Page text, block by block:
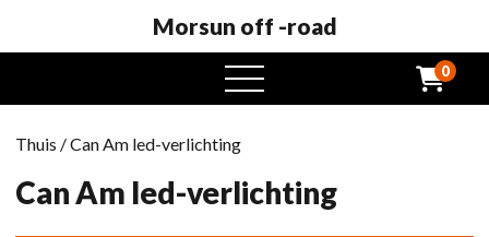
Morsun off -road
Open
het
0
Thuis / Can Am led-verlichting
Can Am led-verlichting